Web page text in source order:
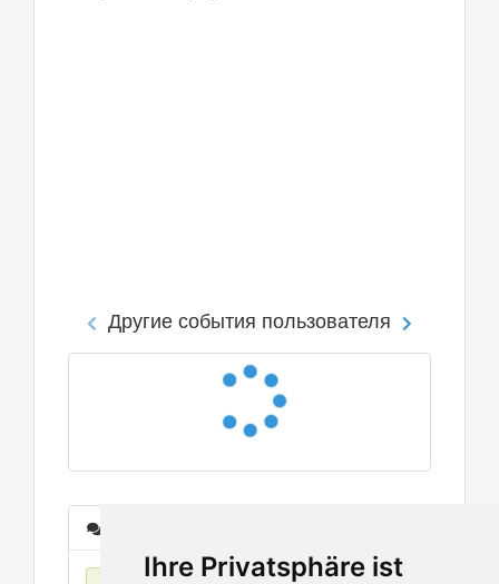
Ihre Privatsphäre ist
Другие события пользователя